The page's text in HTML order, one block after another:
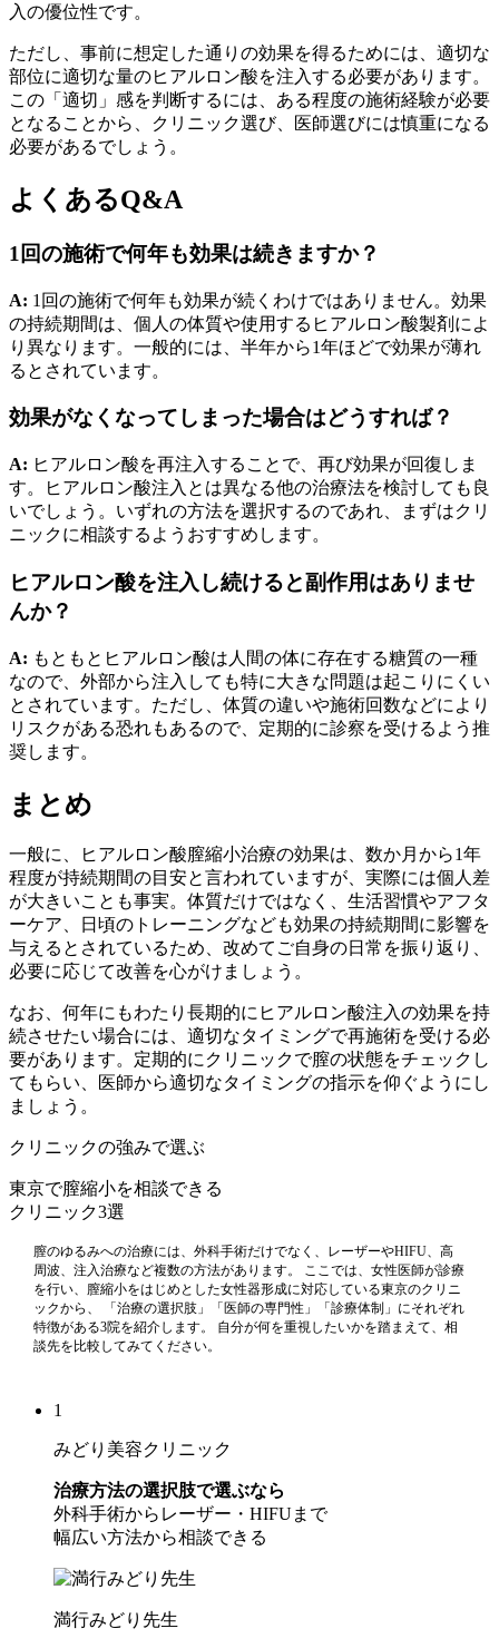
入の優位性です。
ただし、事前に想定した通りの効果を得るためには、適切な
部位に適切な量のヒアルロン酸を注入する必要があります。
この「適切」感を判断するには、ある程度の施術経験が必要
となることから、クリニック選び、医師選びには慎重になる
必要があるでしょう。
よくあるQ&A
1回の施術で何年も効果は続きますか？
A: 1回の施術で何年も効果が続くわけではありません。効果
の持続期間は、個人の体質や使用するヒアルロン酸製剤によ
り異なります。一般的には、半年から1年ほどで効果が薄れ
るとされています。
効果がなくなってしまった場合はどうすれば？
A: ヒアルロン酸を再注入することで、再び効果が回復しま
す。ヒアルロン酸注入とは異なる他の治療法を検討しても良
いでしょう。いずれの方法を選択するのであれ、まずはクリ
ニックに相談するようおすすめします。
ヒアルロン酸を注入し続けると副作用はありませ
んか？
A: もともとヒアルロン酸は人間の体に存在する糖質の一種
なので、外部から注入しても特に大きな問題は起こりにくい
とされています。ただし、体質の違いや施術回数などにより
リスクがある恐れもあるので、定期的に診察を受けるよう推
奨します。
まとめ
一般に、ヒアルロン酸膣縮小治療の効果は、数か月から1年
程度が持続期間の目安と言われていますが、実際には個人差
が大きいことも事実。体質だけではなく、生活習慣やアフタ
ーケア、日頃のトレーニングなども効果の持続期間に影響を
与えるとされているため、改めてご自身の日常を振り返り、
必要に応じて改善を心がけましょう。
なお、何年にもわたり長期的にヒアルロン酸注入の効果を持
続させたい場合には、適切なタイミングで再施術を受ける必
要があります。定期的にクリニックで膣の状態をチェックし
てもらい、医師から適切なタイミングの指示を仰ぐようにし
ましょう。
クリニックの強みで選ぶ
東京で膣縮小を相談できる
クリニック3選
膣のゆるみへの治療には、外科手術だけでなく、レーザーやHIFU、高
周波、注入治療など複数の方法があります。 ここでは、女性医師が診療
を行い、膣縮小をはじめとした女性器形成に対応している東京のクリニ
ックから、 「治療の選択肢」「医師の専門性」「診療体制」にそれぞれ
特徴がある3院を紹介します。 自分が何を重視したいかを踏まえて、相
談先を比較してみてください。
1
みどり美容クリニック
治療方法の選択肢で選ぶなら
外科手術からレーザー・HIFUまで
幅広い方法から相談できる
満行みどり先生